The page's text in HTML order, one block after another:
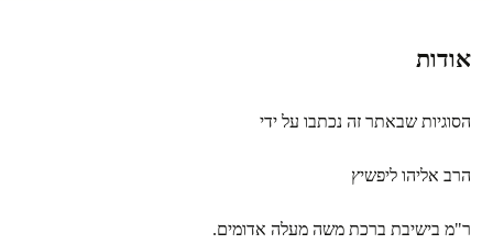
אודות
הסוגיות שבאתר זה נכתבו על ידי
הרב אליהו ליפשיץ
ר"מ בישיבת ברכת משה מעלה אדומים.